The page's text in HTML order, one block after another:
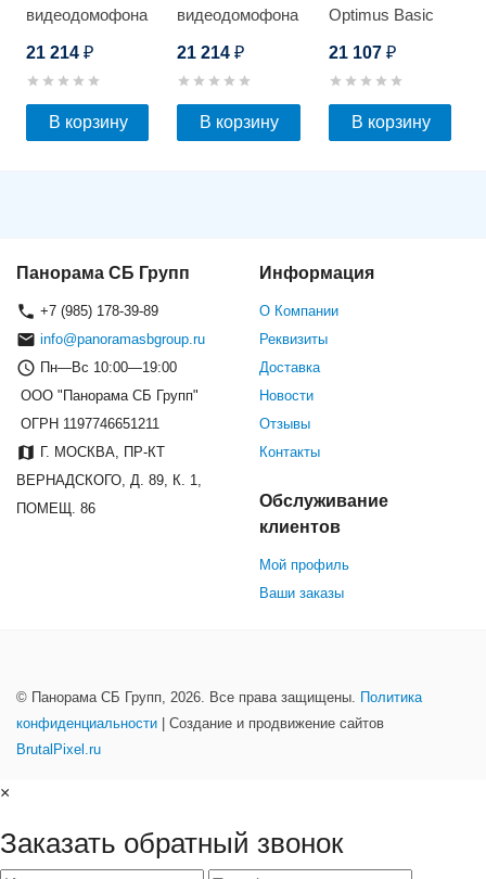
видеодомофона
(черный)_v.1
21 214 ₽
В корзину
видеодомофона
(сереб.)_v.1
21 214₽
В корзину
Optimus Basic
21 107 ₽
В корзину
Панорама СБ Групп
+7 (985) 178-39-89
info@panoramasbgroup.ru
Пн—Вс 10:00—19:00
ООО "Панорама СБ Групп"
ОГРН 1197746651211
Г. МОСКВА, ПР-КТ
ВЕРНАДСКОГО, Д. 89, К. 1,
ПОМЕЩ. 86
Информация
О Компании
Реквизиты
Доставка
Новости
Отзывы
Контакты
Обслуживание
клиентов
Мой профиль
Ваши заказы
© Панорама СБ Групп, 2026. Все права защищены. Политика
конфиденциальности | Создание и продвижение сайтов
BrutalPixel.ru
×
Заказать обратный звонок